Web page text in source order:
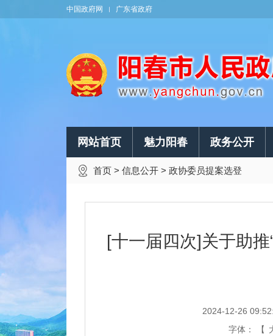
中国政府网 广东省政府
网站首页 魅力阳春 政务公开
首页 > 信息公开 > 政协委员提案选登
[十一届四次]关于助
2024-12-26
字体：
【